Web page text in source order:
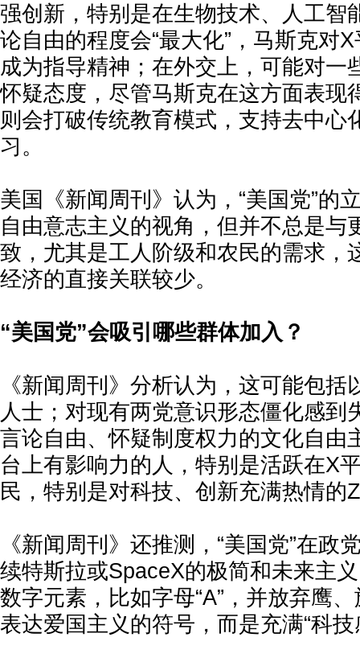
强创新，特别是在生物技术、人工智
论自由的程度会“最大化”，马斯克对
成为指导精神；在外交上，可能对一
怀疑态度，尽管马斯克在这方面表现
则会打破传统教育模式，支持去中心
习。
美国《新闻周刊》认为，“美国党”的
自由意志主义的视角，但并不总是与
致，尤其是工人阶级和农民的需求，
经济的直接关联较少。
“美国党”会吸引哪些群体加入？
《新闻周刊》分析认为，这可能包
人士；对现有两党意识形态僵化感到
言论自由、怀疑制度权力的文化自由
台上有影响力的人，特别是活跃在X
民，特别是对科技、创新充满热情的
《新闻周刊》还推测，“美国党”在政
续特斯拉或SpaceX的极简和未来主
数字元素，比如字母“A”，并放弃鹰
表达爱国主义的符号，而是充满“科技